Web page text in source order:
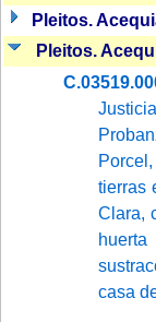
Pleitos.
Pleitos.
tierras
Clara,
casa